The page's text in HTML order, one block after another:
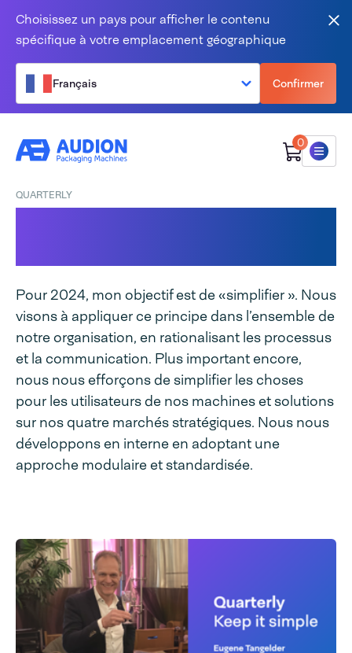
Choisissez un pays pour afficher le contenu
spécifique à votre emplacement géographique
Français Confirmer
0
Menu
QUARTERLY
Pour 2024, mon objectif est de «simplifier ». Nous
visons à appliquer ce principe dans l’ensemble de
notre organisation, en rationalisant les processus
et la communication. Plus important encore,
nous nous efforçons de simplifier les choses
pour les utilisateurs de nos machines et solutions
sur nos quatre marchés stratégiques. Nous nous
développons en interne en adoptant une
approche modulaire et standardisée.